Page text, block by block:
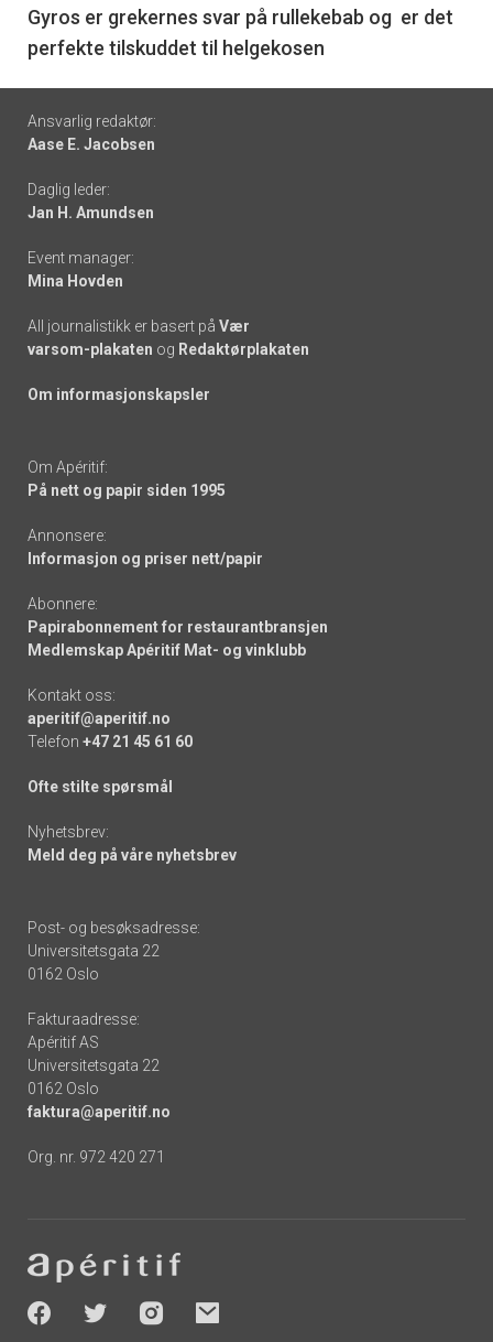
6
Gyros er grekernes svar på rullekebab og er det
perfekte tilskuddet til helgekosen
Footer
-
links
Ansvarlig redaktør:
Aase E. Jacobsen
Daglig leder:
Jan H. Amundsen
Event manager:
Mina Hovden
All journalistikk er basert på Vær
varsom-plakaten og Redaktørplakaten
Om informasjonskapsler
Om Apéritif:
På nett og papir siden 1995
Annonsere:
Informasjon og priser nett/papir
Abonnere:
Papirabonnement for restaurantbransjen
Medlemskap Apéritif Mat- og vinklubb
Kontakt oss:
aperitif@aperitif.no
Telefon +47 21 45 61 60
Ofte stilte spørsmål
Nyhetsbrev:
Meld deg på våre nyhetsbrev
Post- og besøksadresse:
Universitetsgata 22
0162 Oslo
Fakturaadresse:
Apéritif AS
Universitetsgata 22
0162 Oslo
faktura@aperitif.no
Org. nr. 972 420 271
-
socials